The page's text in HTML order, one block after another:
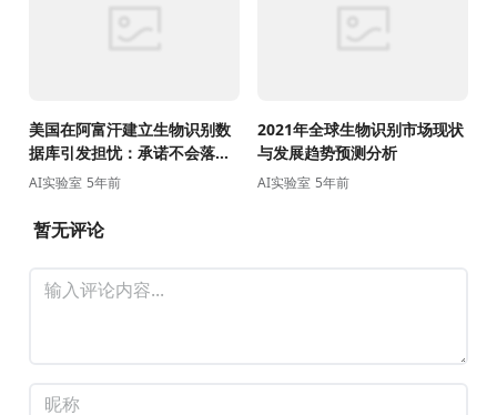
美国在阿富汗建立生物识别数
据库引发担忧：承诺不会落入
塔利班手中
AI实验室 5年前
2021年全球生物识别市场现状
与发展趋势预测分析
AI实验室 5年前
暂无评论